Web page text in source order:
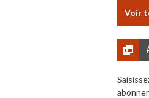
Voir